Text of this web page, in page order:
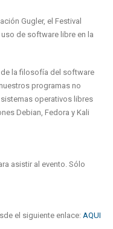
Gugler, el Festival
de software libre en la
la filosofía del software
programas no
operativos libres
Debian, Fedora y Kali
asistir al evento. Sólo
el siguiente enlace: AQUI